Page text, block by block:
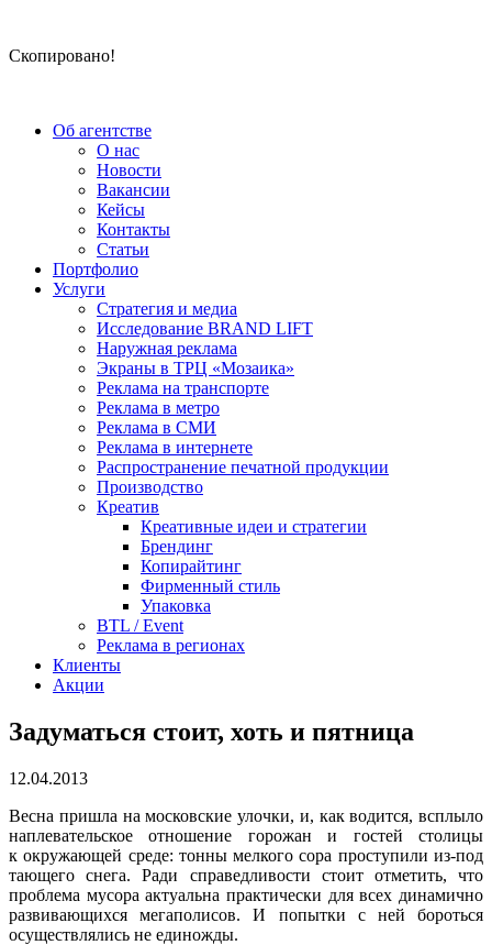
Скопировано!
Об агентстве
О нас
Новости
Вакансии
Кейсы
Контакты
Статьи
Портфолио
Услуги
Стратегия и медиа
Исследование BRAND LIFT
Наружная реклама
Экраны в ТРЦ «Мозаика»
Реклама на транспорте
Реклама в метро
Реклама в СМИ
Реклама в интернете
Распространение печатной продукции
Производство
Креатив
Креативные идеи и стратегии
Брендинг
Копирайтинг
Фирменный стиль
Упаковка
BTL / Event
Реклама в регионах
Клиенты
Акции
Задуматься стоит, хоть и пятница
12.04.2013
Весна пришла на московские улочки, и, как водится, всплыло
наплевательское отношение горожан и гостей столицы
к окружающей среде: тонны мелкого сора проступили из-под
тающего снега. Ради справедливости стоит отметить, что
проблема мусора актуальна практически для всех динамично
развивающихся мегаполисов. И попытки с ней бороться
осуществлялись не единожды.